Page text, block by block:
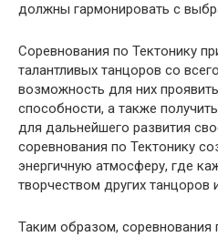
должны гармонировать с
Соревнования по Тектонику
талантливых танцоров со
возможность для них
способности, а также
для дальнейшего развития
соревнования по Тектонику
энергичную атмосферу, где
творчеством других танцоров
Таким образом, соревнования